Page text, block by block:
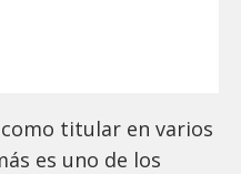
titular en varios
es uno de los